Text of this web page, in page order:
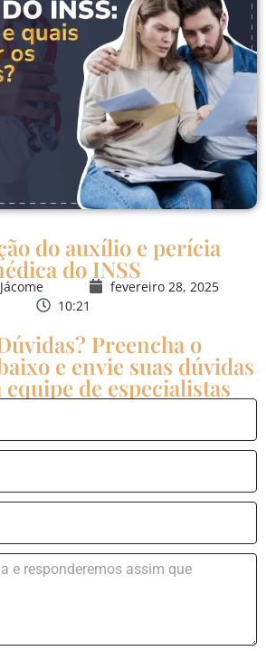
do auxílio e perícia
do INSS
fevereiro 28, 2025
10:21
Preencha o
e envie suas dúvidas
de especialistas